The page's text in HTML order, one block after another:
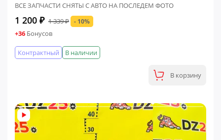
ВСЕ ЗАПЧАСТИ СНЯТЫ С АВТО НА ПОСЛЕДЕМ ФОТО
1 200 ₽ 1 339 ₽ - 10%
+36 Бонусов
В наличии
Контрактный
В корзину